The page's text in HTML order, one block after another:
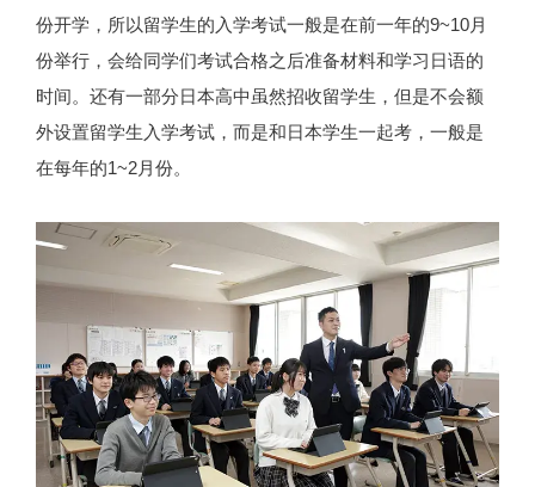
份开学，所以留学生的入学考试一般是在前一年的9~10月
份举行，会给同学们考试合格之后准备材料和学习日语的
时间。还有一部分日本高中虽然招收留学生，但是不会额
外设置留学生入学考试，而是和日本学生一起考，一般是
在每年的1~2月份。